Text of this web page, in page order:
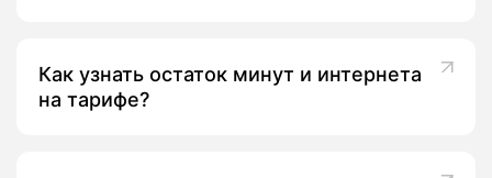
Как узнать остаток минут и интернета
на тарифе?